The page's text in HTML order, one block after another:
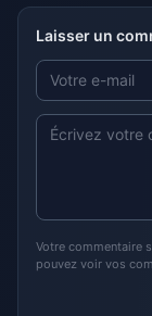
Laisser un
Votre commentaire
pouvez voir vos